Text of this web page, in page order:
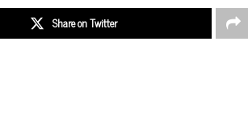
Share on Twitter